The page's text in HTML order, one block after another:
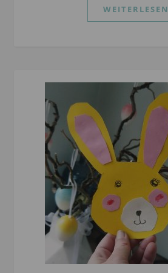
WEITERLESEN